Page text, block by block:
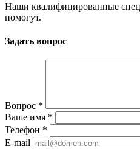
Наши квалифицированные
помогут.
Задать вопрос
Вопрос *
Ваше имя *
Телефон *
E-mail